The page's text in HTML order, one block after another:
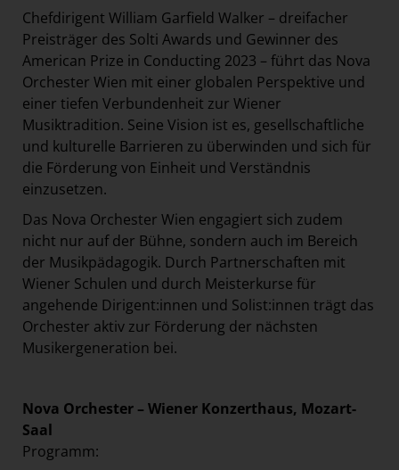
Chefdirigent William Garfield Walker – dreifacher
Preisträger des Solti Awards und Gewinner des
American Prize in Conducting 2023 – führt das Nova
Orchester Wien mit einer globalen Perspektive und
einer tiefen Verbundenheit zur Wiener
Musiktradition. Seine Vision ist es, gesellschaftliche
und kulturelle Barrieren zu überwinden und sich für
die Förderung von Einheit und Verständnis
einzusetzen.
Das Nova Orchester Wien engagiert sich zudem
nicht nur auf der Bühne, sondern auch im Bereich
der Musikpädagogik. Durch Partnerschaften mit
Wiener Schulen und durch Meisterkurse für
angehende Dirigent:innen und Solist:innen trägt das
Orchester aktiv zur Förderung der nächsten
Musikergeneration bei.
Nova Orchester – Wiener Konzerthaus, Mozart-
Saal
Programm: